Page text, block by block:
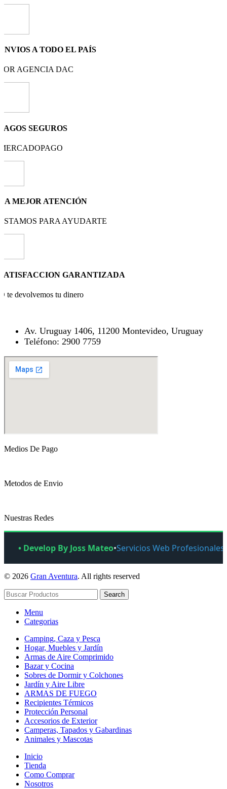
A TODO EL PAÍS
AGENCIA DAC
SEGUROS
MEJOR ATENCIÓN
PARA AYUDARTE
GARANTIZADA
te devolvemos tu dinero
Av. Uruguay 1406, 11200 Montevideo, Uruguay
Teléfono: 2900 7759
Medios De Pago
Metodos de Envio
Nuestras Redes
• Develop By Joss Mateo•Servicios Web Profesionales
© 2026 Gran Aventura. All rights reserved
Search
Menu
Categorias
Camping, Caza y Pesca
Hogar, Muebles y Jardín
Armas de Aire Comprimido
Bazar y Cocina
Sobres de Dormir y Colchones
Jardín y Aire Libre
ARMAS DE FUEGO
Recipientes Térmicos
Protección Personal
Accesorios de Exterior
Camperas, Tapados y Gabardinas
Animales y Mascotas
Inicio
Tienda
Como Comprar
Nosotros